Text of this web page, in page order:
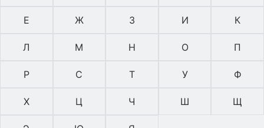
Е Ж З И К
Л М Н О П
Р С Т У Ф
Х Ц Ч Ш Щ